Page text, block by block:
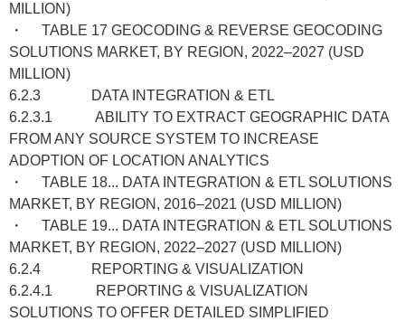
MILLION)
・ TABLE 17 GEOCODING & REVERSE GEOCODING
SOLUTIONS MARKET, BY REGION, 2022–2027 (USD
MILLION)
6.2.3 DATA INTEGRATION & ETL
6.2.3.1 ABILITY TO EXTRACT GEOGRAPHIC DATA
FROM ANY SOURCE SYSTEM TO INCREASE
ADOPTION OF LOCATION ANALYTICS
・ TABLE 18... DATA INTEGRATION & ETL SOLUTIONS
MARKET, BY REGION, 2016–2021 (USD MILLION)
・ TABLE 19... DATA INTEGRATION & ETL SOLUTIONS
MARKET, BY REGION, 2022–2027 (USD MILLION)
6.2.4 REPORTING & VISUALIZATION
6.2.4.1 REPORTING & VISUALIZATION
SOLUTIONS TO OFFER DETAILED SIMPLIFIED